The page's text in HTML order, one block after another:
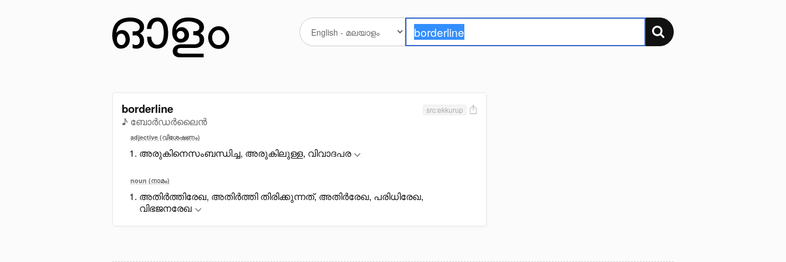
borderline
♪ ബോർഡർലൈൻ
src:ekkurup
adjective (വിശേഷണം)
അരുകിനെസംബന്ധിച്ച, അരുകിലുള്ള, വിവാദപര
noun (നാമം)
അതിർത്തിരേഖ, അതിർത്തി തിരിക്കുന്നത്, അതിർരേഖ, പരിധിരേഖ,
വിഭജനരേഖ